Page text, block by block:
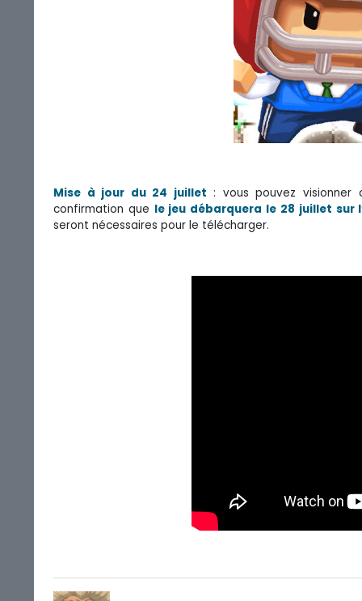
Mise à jour du 24 juillet : vous pouvez visionner
confirmation que le jeu débarquera le 28 juillet sur
seront nécessaires pour le télécharger.